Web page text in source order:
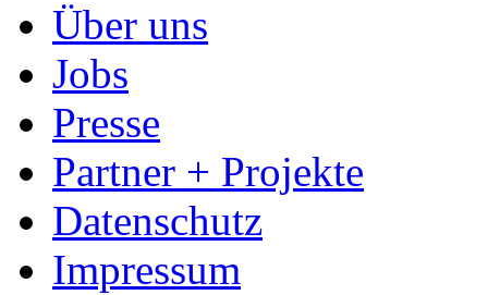
Über uns
Jobs
Presse
Partner + Projekte
Datenschutz
Impressum